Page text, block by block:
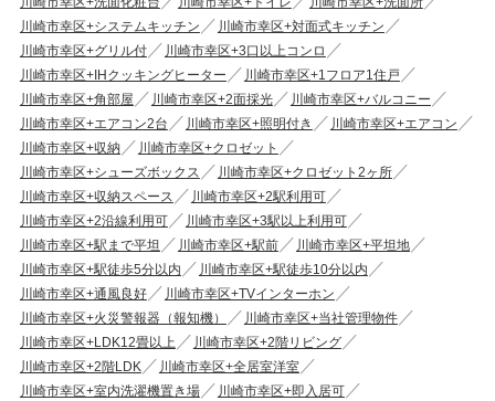
川崎市幸区+システムキッチン
川崎市幸区+対面式キッチン
川崎市幸区+グリル付
川崎市幸区+3口以上コンロ
川崎市幸区+IHクッキングヒーター
川崎市幸区+1フロア1住戸
川崎市幸区+角部屋
川崎市幸区+2面採光
川崎市幸区+バルコニー
川崎市幸区+エアコン2台
川崎市幸区+照明付き
川崎市幸区+エアコン
川崎市幸区+収納
川崎市幸区+クロゼット
川崎市幸区+シューズボックス
川崎市幸区+クロゼット2ヶ所
川崎市幸区+収納スペース
川崎市幸区+2駅利用可
川崎市幸区+2沿線利用可
川崎市幸区+3駅以上利用可
川崎市幸区+駅まで平坦
川崎市幸区+駅前
川崎市幸区+平坦地
川崎市幸区+駅徒歩5分以内
川崎市幸区+駅徒歩10分以内
川崎市幸区+通風良好
川崎市幸区+TVインターホン
川崎市幸区+火災警報器（報知機）
川崎市幸区+当社管理物件
川崎市幸区+LDK12畳以上
川崎市幸区+2階リビング
川崎市幸区+2階LDK
川崎市幸区+全居室洋室
川崎市幸区+室内洗濯機置き場
川崎市幸区+即入居可